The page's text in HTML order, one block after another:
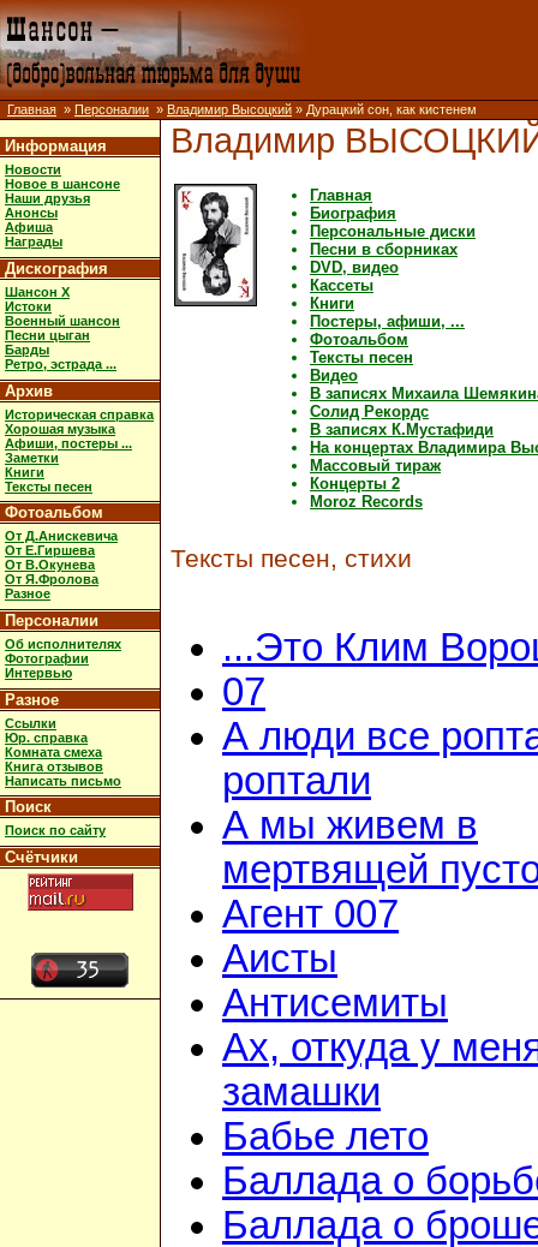
Главная » Персоналии » Владимир Высоцкий » Дурацкий сон, как кистенем
Информация
Новости
Новое в шансоне
Наши друзья
Анонсы
Афиша
Награды
Дискография
Шансон X
Истоки
Военный шансон
Песни цыган
Барды
Ретро, эстрада ...
Архив
Историческая справка
Хорошая музыка
Афиши, постеры ...
Заметки
Книги
Тексты песен
Фотоальбом
От Д.Анискевича
От Е.Гиршева
От В.Окунева
От Я.Фролова
Разное
Персоналии
Об исполнителях
Фотографии
Интервью
Разное
Ссылки
Юр. справка
Комната смеха
Книга отзывов
Написать письмо
Поиск
Поиск по сайту
Счётчики
Владимир
Главная
Биография
Персональные диски
Песни в сборниках
DVD, видео
Кассеты
Книги
Постеры, афиши, ...
Фотоальбом
Тексты песен
Видео
В записях Михаила
Солид Рекордс
В записях К.Мустафиди
На концертах Владимира
Массовый тираж
Концерты 2
Moroz Records
Тексты песен, стихи
...Это Клим
07
А люди все
роптали
А мы живем в
мертвящей
Агент 007
Аисты
Антисемиты
Ах, откуда у
замашки
Бабье лето
Баллада о
Баллада о